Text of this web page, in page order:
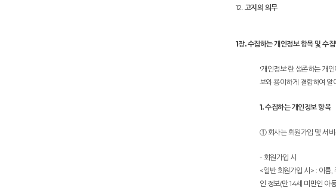
12. 고지의 의무
1장. 수집하는 개인정보 항목 및 수
'개인정보’란 생존하는 개
보와 용이하게 결합하여 알
1. 수집하는 개인정보 항목
① 회사는 회원가입 및 서비
- 회원가입 시
<일반 회원가입 시> : 이름
인 정보(만 14세 미만인 아